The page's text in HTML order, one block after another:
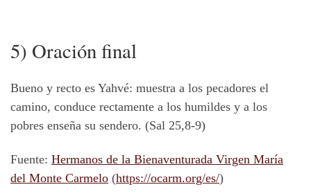
5) Oración final
Bueno y recto es Yahvé: muestra a los pecadores el
camino, conduce rectamente a los humildes y a los
pobres enseña su sendero. (Sal 25,8-9)
Fuente: Hermanos de la Bienaventurada Virgen María
del Monte Carmelo (https://ocarm.org/es/)